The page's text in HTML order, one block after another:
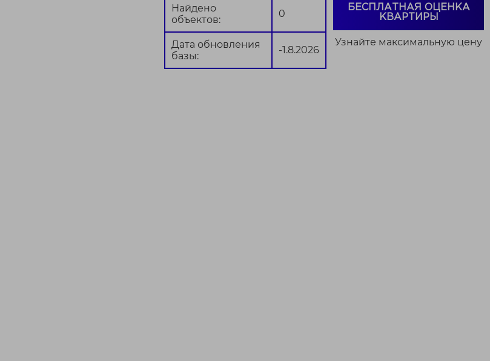
Найдено
объектов:
0
Дата обновления
базы:
-1.8.2026
БЕСПЛАТНАЯ ОЦЕНКА
КВАРТИРЫ
Узнайте максимальную цену